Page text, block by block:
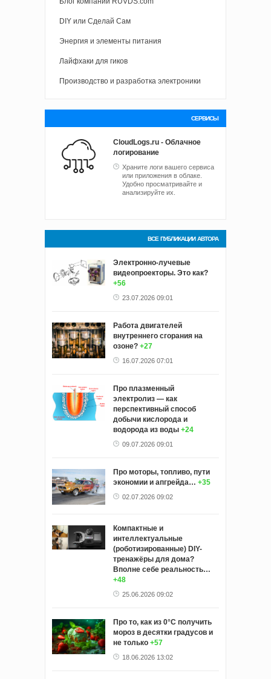
DIY или Сделай Сам
Энергия и элементы питания
Лайфхаки для гиков
Производство и разработка электроники
СЕРВИСЫ
CloudLogs.ru - Облачное
логирование
Храните логи вашего сервиса
или приложения в облаке.
Удобно просматривайте и
анализируйте их.
ВСЕ ПУБЛИКАЦИИ АВТОРА
Электронно-лучевые
видеопроекторы. Это как?
+56
23.07.2026 09:01
Работа двигателей
внутреннего сгорания на
озоне? +27
16.07.2026 07:01
Про плазменный
электролиз — как
перспективный способ
добычи кислорода и
водорода из воды +24
09.07.2026 09:01
Про моторы, топливо, пути
экономии и апгрейда… +35
02.07.2026 09:02
Компактные и
интеллектуальные
(роботизированные) DIY-
тренажёры для дома?
Вполне себе реальность…
+48
25.06.2026 09:02
Про то, как из 0°C получить
мороз в десятки градусов и
не только +57
18.06.2026 13:02